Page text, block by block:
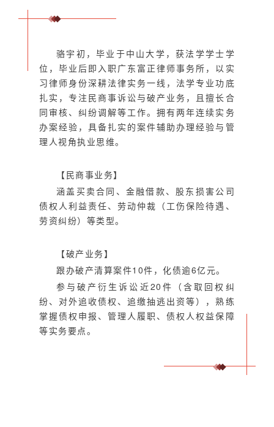
骆宇初，毕业于中山大学，获法学学士学
位，毕业后即入职广东富正律师事务所，以实
习律师身份深耕法律实务一线，法学专业功底
扎实，专注民商事诉讼与破产业务，且擅长合
同审核、纠纷调解等工作。拥有两年连续实务
办案经验，具备扎实的案件辅助办理经验与管
理人视角执业思维。
【民商事业务】
涵盖买卖合同、金融借款、股东损害公司
债权人利益责任、劳动仲裁（工伤保险待遇、
劳资纠纷）等类型。
【破产业务】
跟办破产清算案件10件，化债逾6亿元。
参与破产衍生诉讼近20件（含取回权纠
纷、对外追收债权、追缴抽逃出资等），熟练
掌握债权申报、管理人履职、债权人权益保障
等实务要点。